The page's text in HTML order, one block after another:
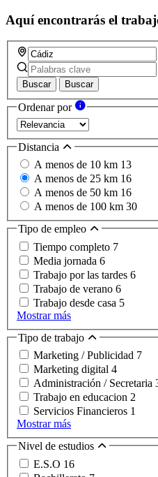
Aquí encontrarás el
Buscar Buscar
Ordenar por
Distancia
A menos de 10 km 13
A menos de 25 km 16
A menos de 50 km 16
A menos de 100 km 30
Tipo de empleo
Tiempo completo 7
Media jornada 6
Trabajo por las tardes 6
Trabajo de verano 6
Trabajo desde casa 5
Mostrar más
Tipo de trabajo
Marketing / Publicidad 7
Marketing digital 4
Administración / Secretaria
Trabajo en educacion 2
Servicios Financieros 1
Mostrar más
Nivel de estudios
E.S.O 16